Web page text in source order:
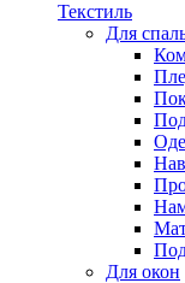
Текстиль
Для
Для окон